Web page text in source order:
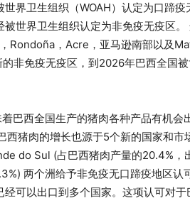
世界卫生组织（WOAH）认定为口蹄
世界卫生组织认定为非免疫无疫区
Rondoña，Acre，亚马逊南部以及
非免疫无疫区，到2026年巴西全国
巴西全国生产的猪肉各种产品有机会
猪肉的增长也源于5个新的国家和市
do Sul (占巴西猪肉产量的20.4%，
两个洲给予非免疫无口蹄疫地区认
可以出口到多个国家。这项认可对于